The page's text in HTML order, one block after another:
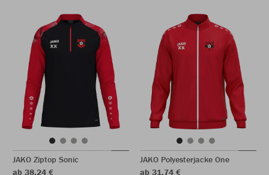
JAKO Ziptop Sonic
ab 38,24 €
JAKO Polyesterjacke One
ab 31,74 €